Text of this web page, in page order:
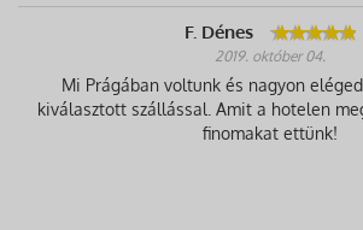
F. Dénes
2019. október 04.
Mi Prágában voltunk és nagyon
kiválasztott szállással. Amit a hotelen
finomakat ettünk!